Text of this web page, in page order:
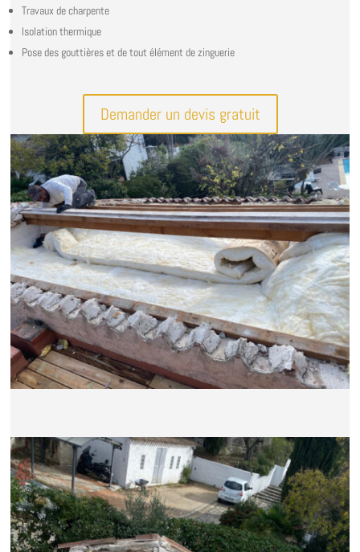
Travaux de charpente
Isolation thermique
Pose des gouttières et de tout élément de zinguerie
Demander un devis gratuit